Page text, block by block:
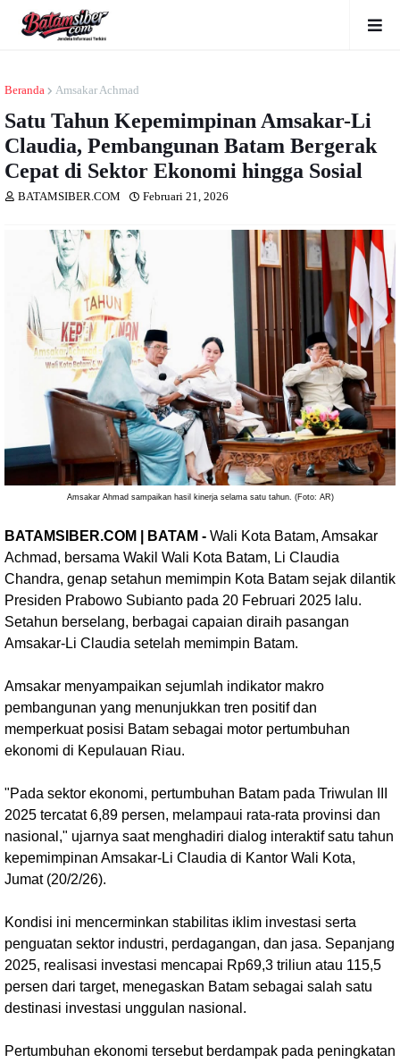
Beranda Amsakar Achmad
Satu Tahun Kepemimpinan Amsakar-Li
Claudia, Pembangunan Batam Bergerak
Cepat di Sektor Ekonomi hingga Sosial
BATAMSIBER.COM Februari 21, 2026
Amsakar Ahmad sampaikan hasil kinerja selama satu tahun. (Foto: AR)
BATAMSIBER.COM | BATAM - Wali Kota Batam, Amsakar
Achmad, bersama Wakil Wali Kota Batam, Li Claudia
Chandra, genap setahun memimpin Kota Batam sejak dilantik
Presiden Prabowo Subianto pada 20 Februari 2025 lalu.
Setahun berselang, berbagai capaian diraih pasangan
Amsakar-Li Claudia setelah memimpin Batam.
Amsakar menyampaikan sejumlah indikator makro
pembangunan yang menunjukkan tren positif dan
memperkuat posisi Batam sebagai motor pertumbuhan
ekonomi di Kepulauan Riau.
"Pada sektor ekonomi, pertumbuhan Batam pada Triwulan III
2025 tercatat 6,89 persen, melampaui rata-rata provinsi dan
nasional," ujarnya saat menghadiri dialog interaktif satu tahun
kepemimpinan Amsakar-Li Claudia di Kantor Wali Kota,
Jumat (20/2/26).
Kondisi ini mencerminkan stabilitas iklim investasi serta
penguatan sektor industri, perdagangan, dan jasa. Sepanjang
2025, realisasi investasi mencapai Rp69,3 triliun atau 115,5
persen dari target, menegaskan Batam sebagai salah satu
destinasi investasi unggulan nasional.
Pertumbuhan ekonomi tersebut berdampak pada peningkatan